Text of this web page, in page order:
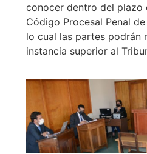
conocer dentro del plazo
Código Procesal Penal
lo cual las partes podrán
instancia superior al